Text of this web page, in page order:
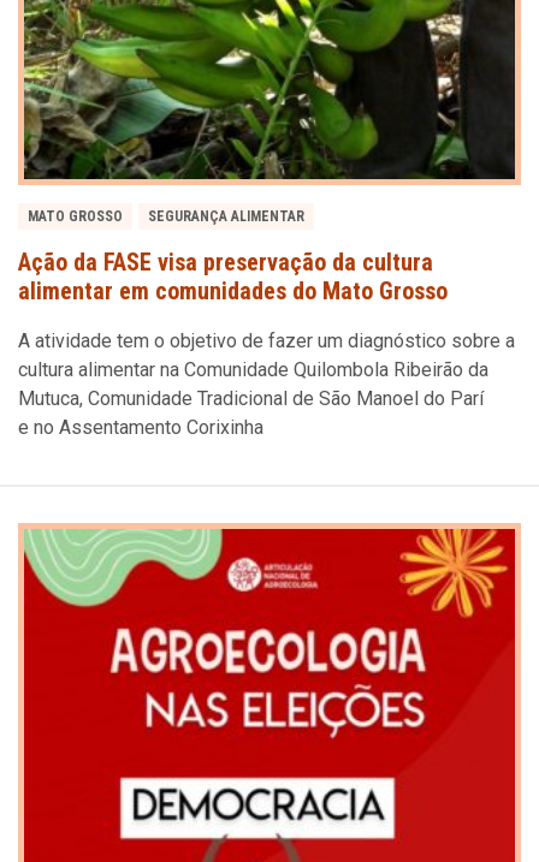
MATO GROSSO SEGURANÇA ALIMENTAR
Ação da FASE visa preservação da cultura
alimentar em comunidades do Mato Grosso
A atividade tem o objetivo de fazer um diagnóstico sobre a
cultura alimentar na Comunidade Quilombola Ribeirão da
Mutuca, Comunidade Tradicional de São Manoel do Parí
e no Assentamento Corixinha